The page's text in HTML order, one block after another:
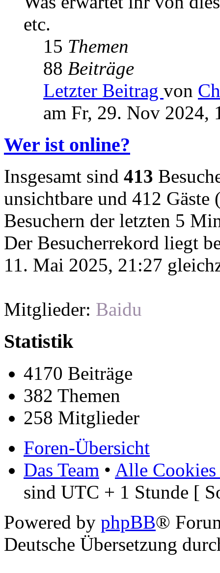
etc.
15 Themen
88 Beiträge
Letzter Beitrag von
am Fr, 29. Nov 2024,
Wer ist online?
Insgesamt sind 413
unsichtbare und 412 Gäste
Besuchern der letzten 5
Der Besucherrekord liegt
11. Mai 2025, 21:27
Mitglieder: Baidu
Statistik
4170 Beiträge
382 Themen
258 Mitglieder
Foren-Übersicht
Das Team • Alle Cookies
sind UTC + 1 Stunde [
Powered by phpBB®
Deutsche Übersetzung